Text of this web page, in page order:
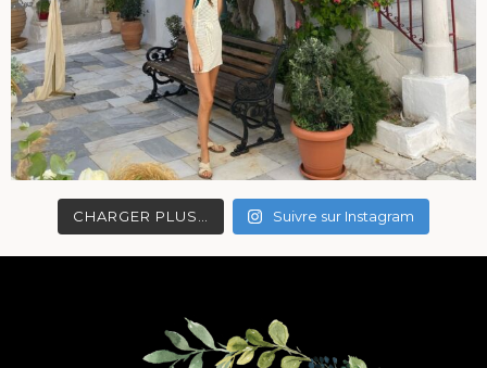
CHARGER PLUS… Suivre sur Instagram